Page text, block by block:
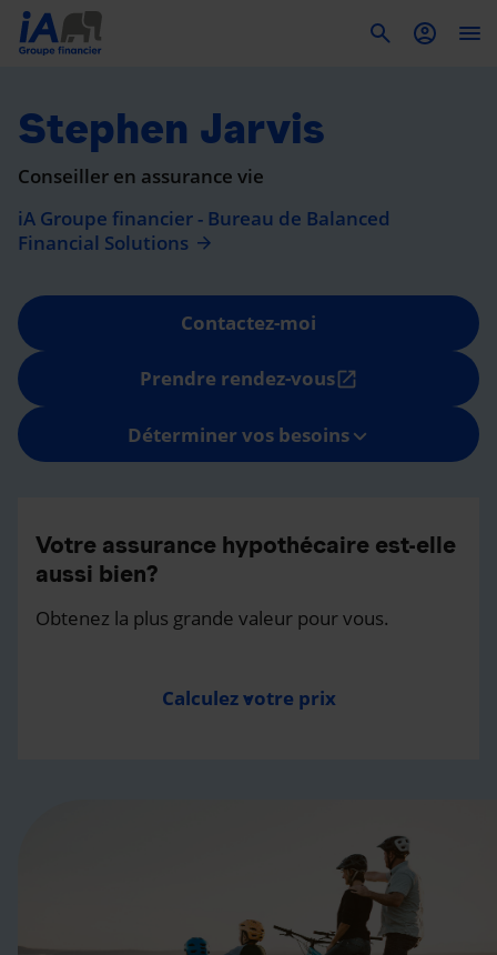
Stephen Jarvis
Conseiller en assurance vie
iA Groupe financier - Bureau de Balanced
Financial Solutions
Contactez-moi
Prendre rendez-vousopen_in_new
Déterminer vos besoins
Votre assurance hypothécaire est-elle
aussi bien?
Obtenez la plus grande valeur pour vous.
Calculez votre prix